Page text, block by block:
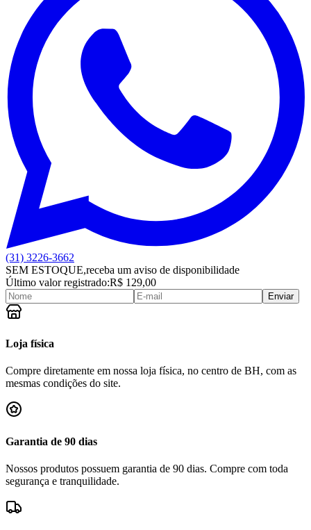
(31) 3226-3662
SEM ESTOQUE,receba um aviso de disponibilidade
Último valor registrado:R$ 129,00
Enviar
Loja física
Compre diretamente em nossa loja física, no centro de BH, com as
mesmas condições do site.
Garantia de 90 dias
Nossos produtos possuem garantia de 90 dias. Compre com toda
segurança e tranquilidade.